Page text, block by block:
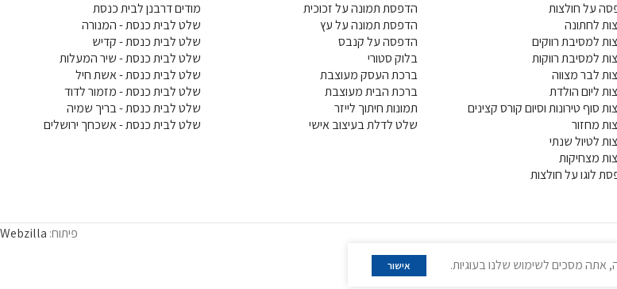
על חולצות
לחתונה
למסיבת רווקים
למסיבת רווקות
לבר מצווה
ליום הולדת
סוף טירונות וסיום קורס קצינים
מחזור
לטיול שנתי
מצחיקות
לוגו על חולצות
הדפסת תמונה על זכוכית
הדפסת תמונה על עץ
הדפסה על קנבס
בלוק סטורי
ברכת העסק מעוצבת
ברכת הבית מעוצבת
תמונות חיתוך לייזר
שלט לדלת בעיצוב אישי
מודים דרבנן לבית כנסת
שלט לבית כנסת - המנורה
שלט לבית כנסת - קדיש
שלט לבית כנסת - שיר המעלות
שלט לבית כנסת - אשת חיל
שלט לבית כנסת - מזמור לדוד
שלט לבית כנסת - בריך שמיה
שלט לבית כנסת - אשכחך ירושלים
פיתוח: Webzilla
אתה מסכים לשימוש שלנו בעוגיות.
אישור